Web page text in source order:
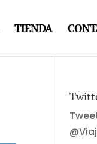
TIENDA